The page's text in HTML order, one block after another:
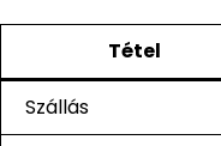
Tétel
Szállás